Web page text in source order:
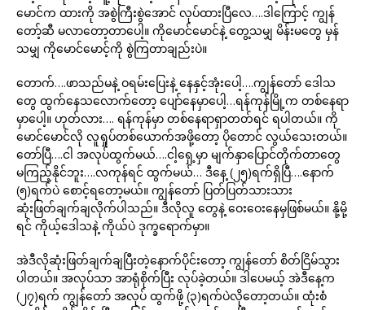
မောင်က ထားကို အစွဲကြီးစွဲအောင် လုပ်ထားပြီလေ….ဒါကြောင့် ကျွန်
တော့်ဆီ မလာတော့တာပေါ့။ ကိုမောင်မောင်နဲ့ တွေ့သမျှ မိန်းမတွေ မှန်
သမျှ ကိုမောင်မောင့်ကို စွဲကြတာချည်းပဲ။
တောက်….ဖာသည်မနဲ့ ဝရမ်းပြေးနဲ့ နေနှင့်အုံးပေါ့….ကျွန်တော် ဒေါသ
တွေ ထွက်နေသလောက်တော့ ပျော်နေမှာပေါ့…ရန်ကုန်မြို့က တစ်နေရာ
မှာပေါ့။ ဟုတ်လား…. ရန်ကုန်မှာ တစ်နေရာရှာတတ်ရင် ရပါတယ်။ ကို
မောင်မောင်လို လူရှုပ်တစ်ယောက်အဖို့တော့ ပိုတောင် လွယ်သေးတယ်။
တော်ပြီ….ငါ အလုပ်ထွက်မယ်….ငါ့ရှေ့မှာ မျက်နှာပြောင်တိုက်တာတွေ
မကြည့်နိုင်ဘူး….လကုန်ရင် ထွက်မယ်… ဒီနေ့ (၂၅)ရက်ရှိပြီ….နောက်
(၅)ရက်ပဲ စောင့်ရတော့မယ်။ ကျွန်တော် ပြတ်ပြတ်သားသား
ဆုံးဖြတ်ချက်ချလိုက်ပါသည်။ ဒီလိုလူ တွေနဲ့ ဝေးဝေးနေမှဖြစ်မယ်။ နို့မို့
ရင် ကိုယ့်ဒေါသနဲ့ ကိုယ်ပဲ ဒုက္ခရောက်မှာ။
အဲဒီလိုဆုံးဖြတ်ချက်ချပြီးတဲ့နောက်ပိုင်းတော့ ကျွန်တော် စိတ်ငြိမ်သွား
ပါတယ်။ အလုပ်သာ အာရုံစိုက်ပြီး လုပ်ခဲ့တယ်။ ဒါပေမယ့် အဲဒီနေ့က
(၂၇)ရက် ကျွန်တော် အလုပ် ထွက်ဖို့ (၃)ရက်ပဲလိုတော့တယ်။ ထုံးစံ